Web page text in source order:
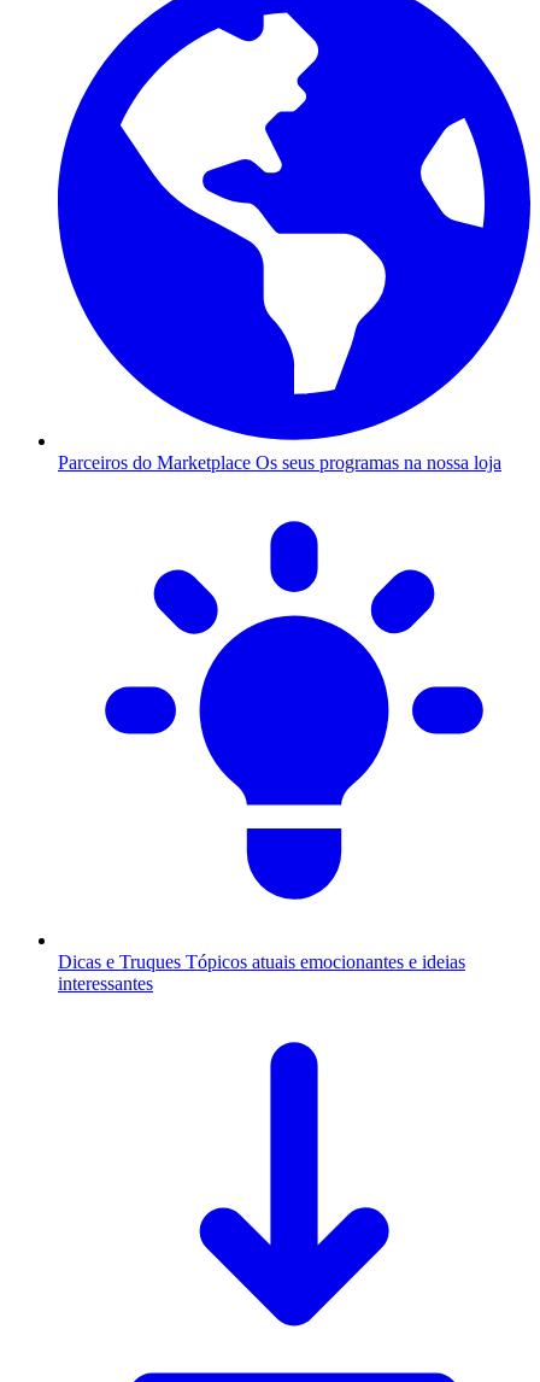
Parceiros do Marketplace Os seus programas na nossa loja
Dicas e Truques Tópicos atuais emocionantes e ideias
interessantes